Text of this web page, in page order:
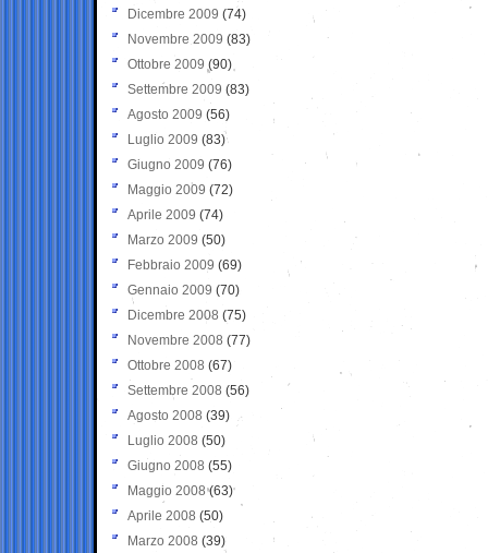
Dicembre 2009 (74)
Novembre 2009 (83)
Ottobre 2009 (90)
Settembre 2009 (83)
Agosto 2009 (56)
Luglio 2009 (83)
Giugno 2009 (76)
Maggio 2009 (72)
Aprile 2009 (74)
Marzo 2009 (50)
Febbraio 2009 (69)
Gennaio 2009 (70)
Dicembre 2008 (75)
Novembre 2008 (77)
Ottobre 2008 (67)
Settembre 2008 (56)
Agosto 2008 (39)
Luglio 2008 (50)
Giugno 2008 (55)
Maggio 2008(63)
Aprile 2008 (50)
Marzo 2008 (39)